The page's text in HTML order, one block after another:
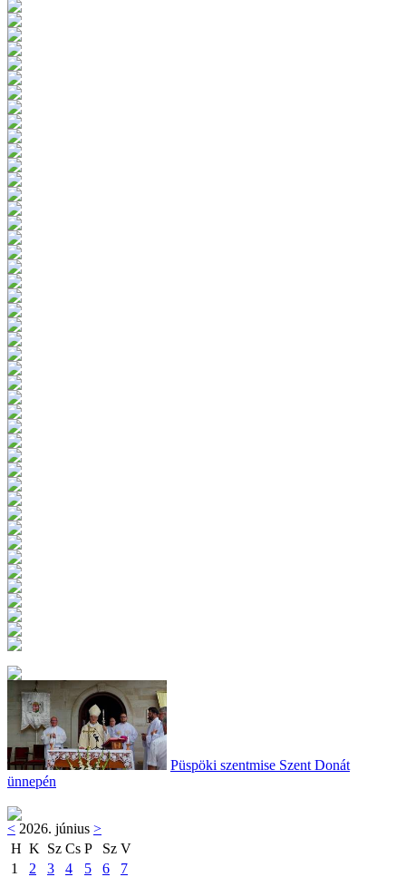
Püspöki szentmise Szent Donát
ünnepén
< 2026. június >
H K Sz Cs P Sz V
1
2 3 4 5 6
7